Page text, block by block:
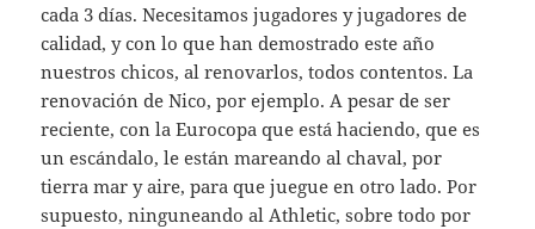
cada 3 días. Necesitamos jugadores y jugadores de
calidad, y con lo que han demostrado este año
nuestros chicos, al renovarlos, todos contentos. La
renovación de Nico, por ejemplo. A pesar de ser
reciente, con la Eurocopa que está haciendo, que es
un escándalo, le están mareando al chaval, por
tierra mar y aire, para que juegue en otro lado. Por
supuesto, ninguneando al Athletic, sobre todo por